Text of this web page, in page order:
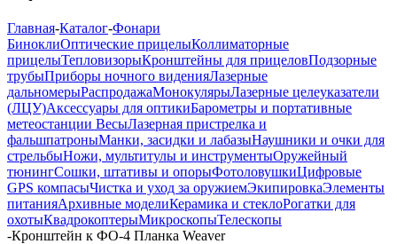
Главная-Каталог-Фонари
БиноклиОптические прицелыКоллиматорные
прицелыТепловизорыКронштейны для прицеловПодзорные
трубыПриборы ночного виденияЛазерные
дальномерыРаспродажаМонокулярыЛазерные целеуказатели
(ЛЦУ)Аксессуары для оптикиБарометры и портативные
метеостанции ВесыЛазерная пристрелка и
фальшпатроныМанки, засидки и лабазыНаушники и очки для
стрельбыНожи, мультитулы и инструментыОружейный
тюнингСошки, штативы и опорыФотоловушкиЦифровые
GPS компасыЧистка и уход за оружиемЭкипировкаЭлементы
питанияАрхивные моделиКерамика и стеклоРогатки для
охотыКвадрокоптерыМикроскопыТелескопы
-Кронштейн к ФО-4 Планка Weaver